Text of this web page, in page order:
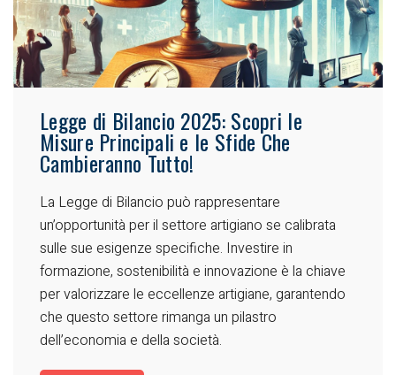
Legge di Bilancio 2025: Scopri le
Misure Principali e le Sfide Che
Cambieranno Tutto!
La Legge di Bilancio può rappresentare
un’opportunità per il settore artigiano se calibrata
sulle sue esigenze specifiche. Investire in
formazione, sostenibilità e innovazione è la chiave
per valorizzare le eccellenze artigiane, garantendo
che questo settore rimanga un pilastro
dell’economia e della società.